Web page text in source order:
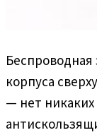
Беспроводная
корпуса
— нет